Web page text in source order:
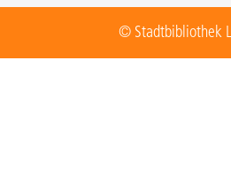
© Stadtbibliothek